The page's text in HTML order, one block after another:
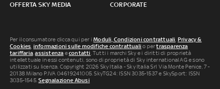
OFFERTA SKY MEDIA CORPORATE
Per il consumatore clicca qui per iModuli, Condizioni contrattuali Privacy &
Cookies informazioni sulle modifiche contrattuali o pertrasparenza
tariffaria ,assistenza econtatti . Tutti i marchi Sky e i diritti di proprietà
intellettuale in essi contenuti, sono di proprietà di Sky international AG e sono
utilizzati su licenza. Copyright 2026 Sky Italia - Sky Italia Srl Via Monte Penice, 7 -
20138 Milano P.IVA 04619241005. SkyTG24: ISSN 3035-1537 e SkySport: ISSN
3035-1545.Segnalazione Abusi